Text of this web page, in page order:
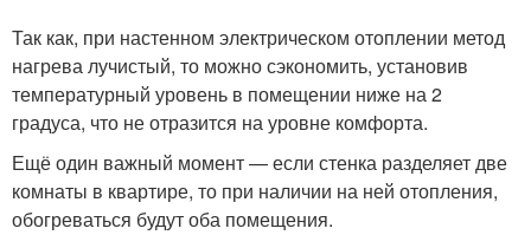
Так как, при настенном электрическом отоплении метод
нагрева лучистый, то можно сэкономить, установив
температурный уровень в помещении ниже на 2
градуса, что не отразится на уровне комфорта.
Ещё один важный момент — если стенка разделяет две
комнаты в квартире, то при наличии на ней отопления,
обогреваться будут оба помещения.